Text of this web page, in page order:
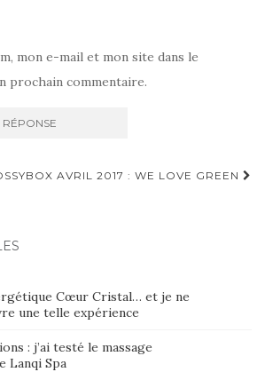
mon e-mail et mon site dans le
prochain commentaire.
AVRIL 2017 : WE LOVE GREEN
Cœur Cristal… et je ne
une telle expérience
: j’ai testé le massage
Lanqi Spa